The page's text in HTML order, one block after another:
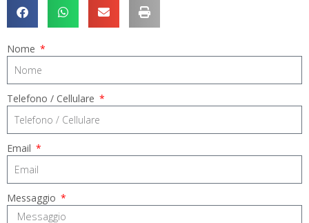
Nome
Telefono / Cellulare
Email
Messaggio